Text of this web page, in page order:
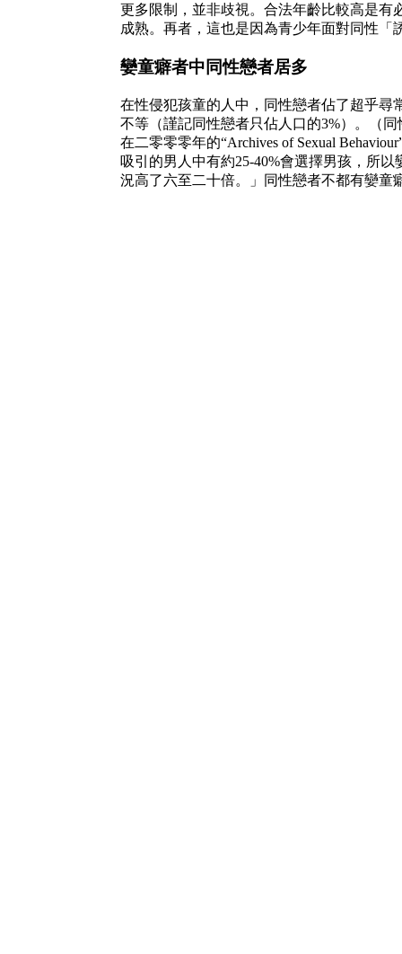
更多限制，並非歧視。合法年齡比較高是有
成熟。再者，這也是因為青少年面對同性「
孌童癖者中同性戀者居多
在性侵犯孩童的人中，同性戀者佔了超乎尋
不等（謹記同性戀者只佔人口的3%）。（
在二零零零年的“Archives of Sexual
吸引的男人中有約25-40%會選擇男孩，所
況高了六至二十倍。」同性戀者不都有孌童